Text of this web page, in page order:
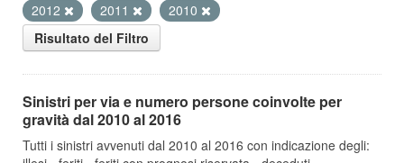
2012
2011
2010
Risultato del Filtro
Sinistri per via e numero persone coinvolte per
gravità dal 2010 al 2016
Tutti i sinistri avvenuti dal 2010 al 2016 con indicazione degli: